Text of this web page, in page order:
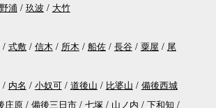
浦 玖波
大竹
式敷 信木 所木 船佐 長谷 粟屋
尾
内名 小奴可 道後山 比婆山
備後西城
庄原 備後三日市 七塚 山ノ内
下和知